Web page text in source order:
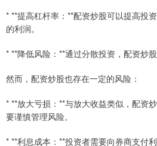
* **提高杠杆率：**配资炒股可以提高投
的利润。
* **降低风险：**通过分散投资，配资炒
然而，配资炒股也存在一定的风险：
* **放大亏损：**与放大收益类似，配资
要谨慎管理风险。
* **利息成本：**投资者需要向券商支付